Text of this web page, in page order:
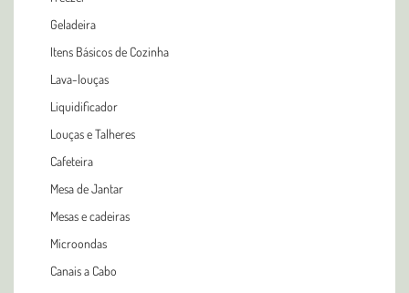
Geladeira
Itens Básicos de Cozinha
Lava-louças
Liquidificador
Louças e Talheres
Cafeteira
Mesa de Jantar
Mesas e cadeiras
Microondas
Canais a Cabo